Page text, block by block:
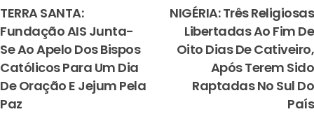
TERRA SANTA:
Fundação AIS Junta-
Se Ao Apelo Dos Bispos
Católicos Para Um Dia
De Oração E Jejum Pela
Paz
NIGÉRIA: Três Religiosas
Libertadas Ao Fim De
Oito Dias De Cativeiro,
Após Terem Sido
Raptadas No Sul Do
País